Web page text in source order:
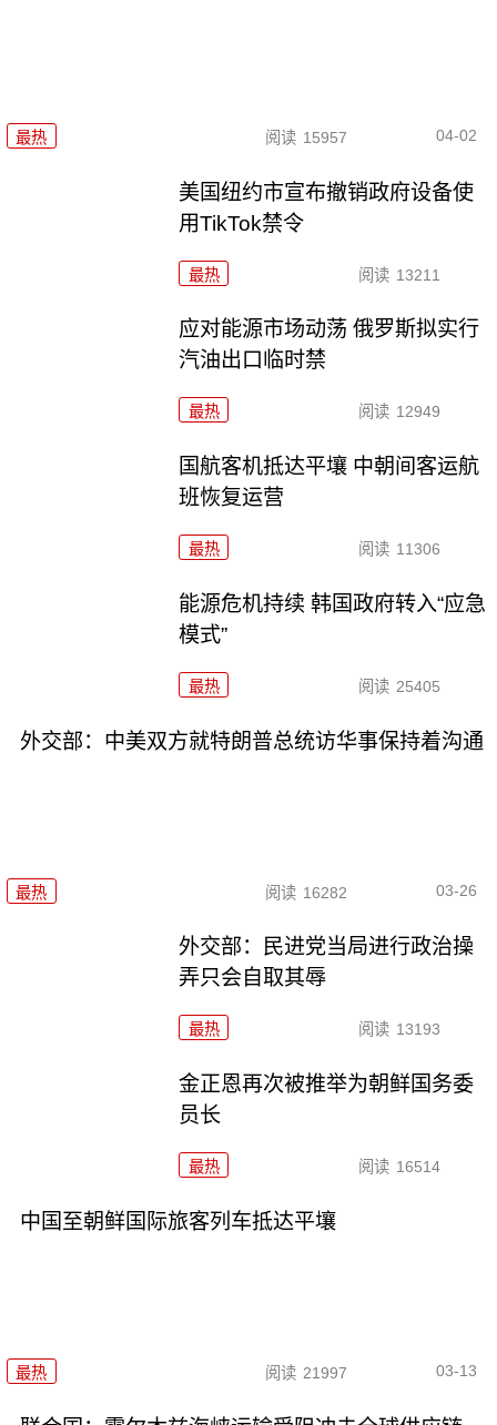
最热 阅读 15957 04-02
美国纽约市宣布撤销政府设备使
用TikTok禁令
最热 阅读 13211
应对能源市场动荡 俄罗斯拟实行
汽油出口临时禁
最热 阅读 12949
国航客机抵达平壤 中朝间客运航
班恢复运营
最热 阅读 11306
能源危机持续 韩国政府转入“应急
模式”
最热 阅读 25405
外交部：中美双方就特朗普总统访华事保持着沟通
最热 阅读 16282 03-26
外交部：民进党当局进行政治操
弄只会自取其辱
最热 阅读 13193
金正恩再次被推举为朝鲜国务委
员长
最热 阅读 16514
中国至朝鲜国际旅客列车抵达平壤
最热 阅读 21997 03-13